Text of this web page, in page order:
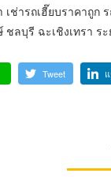
ช่ารถเฮี๊ยบราคาถูก
ชลบุรี ฉะเชิงเทรา
Tweet